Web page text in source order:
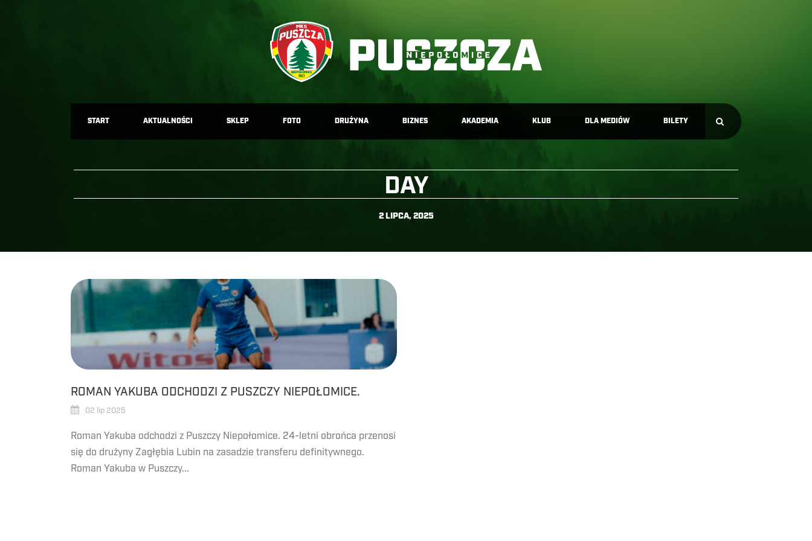
START AKTUALNOŚCI SKLEP FOTO DRUŻYNA BIZNES AKADEMIA KLUB DLA MEDIÓW BILETY
DAY
2 LIPCA, 2025
ROMAN YAKUBA ODCHODZI Z PUSZCZY NIEPOŁOMICE.
02 lip 2025
Roman Yakuba odchodzi z Puszczy Niepołomice. 24-letni obrońca przenosi
się do drużyny Zagłębia Lubin na zasadzie transferu definitywnego.
Roman Yakuba w Puszczy...